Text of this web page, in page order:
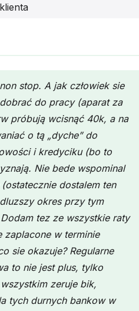
stop. A jak człowiek sie
do pracy (aparat za
próbują wcisnąć 40k, a na
o tą „dyche” do
i kredyciku (bo to
Nie bede wspominal
dostalem ten
okres przy tym
tez ze wszystkie raty
zaplacone w terminie
sie okazuje? Regularne
to nie jest plus, tylko
zeruje bik,
tych durnych bankow w